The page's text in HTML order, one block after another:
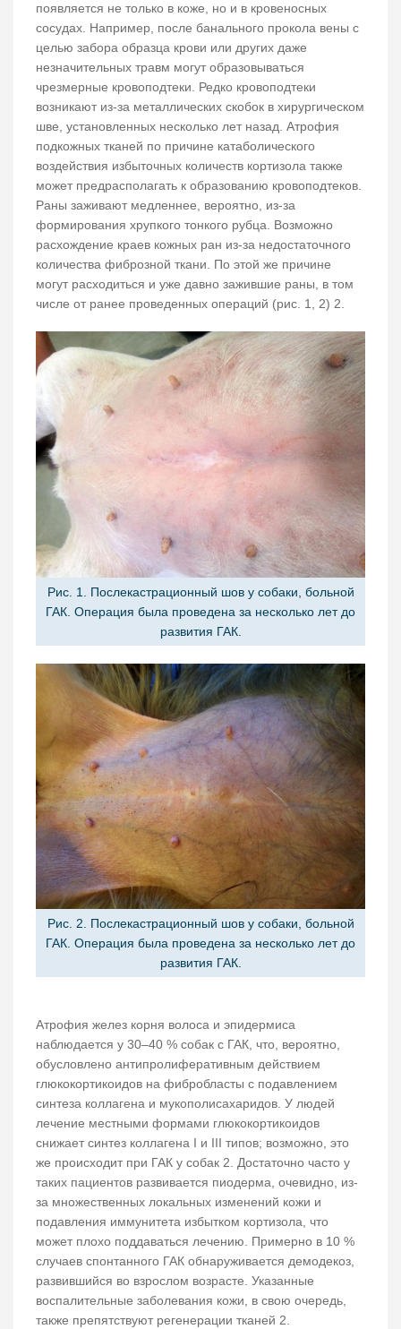
появляется не только в коже, но и в кровеносных
сосудах. Например, после банального прокола вены с
целью забора образца крови или других даже
незначительных травм могут образовываться
чрезмерные кровоподтеки. Редко кровоподтеки
возникают из-за металлических скобок в хирургическом
шве, установленных несколько лет назад. Атрофия
подкожных тканей по причине катаболического
воздействия избыточных количеств кортизола также
может предрасполагать к образованию кровоподтеков.
Раны заживают медленнее, вероятно, из-за
формирования хрупкого тонкого рубца. Возможно
расхождение краев кожных ран из-за недостаточного
количества фиброзной ткани. По этой же причине
могут расходиться и уже давно зажившие раны, в том
числе от ранее проведенных операций (рис. 1, 2) 2.
Рис. 1. Послекастрационный шов у собаки, больной
ГАК. Операция была проведена за несколько лет до
развития ГАК.
Рис. 2. Послекастрационный шов у собаки, больной
ГАК. Операция была проведена за несколько лет до
развития ГАК.
Атрофия желез корня волоса и эпидермиса
наблюдается у 30–40 % собак с ГАК, что, вероятно,
обусловлено антипролиферативным действием
глюкокортикоидов на фибробласты с подавлением
синтеза коллагена и мукополисахаридов. У людей
лечение местными формами глюкокортикоидов
снижает синтез коллагена I и III типов; возможно, это
же происходит при ГАК у собак 2. Достаточно часто у
таких пациентов развивается пиодерма, очевидно, из-
за множественных локальных изменений кожи и
подавления иммунитета избытком кортизола, что
может плохо поддаваться лечению. Примерно в 10 %
случаев спонтанного ГАК обнаруживается демодекоз,
развившийся во взрослом возрасте. Указанные
воспалительные заболевания кожи, в свою очередь,
также препятствуют регенерации тканей 2.